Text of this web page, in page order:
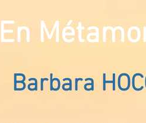
En
Barbara